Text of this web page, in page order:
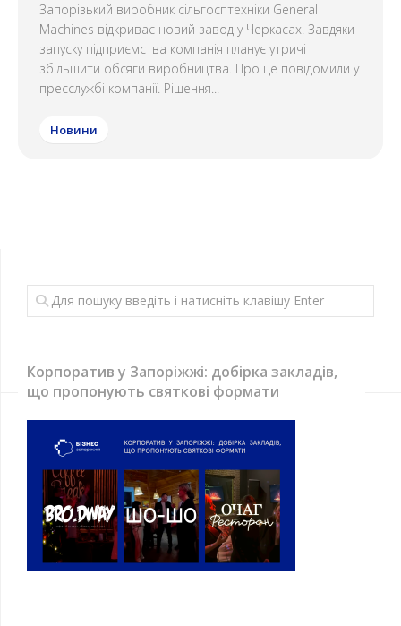
Запорізький виробник сільгосптехніки General
Machines відкриває новий завод у Черкасах. Завдяки
запуску підприємства компанія планує утричі
збільшити обсяги виробництва. Про це повідомили у
пресслужбі компанії. Рішення...
Новини
Корпоратив у Запоріжжі: добірка закладів,
що пропонують святкові формати